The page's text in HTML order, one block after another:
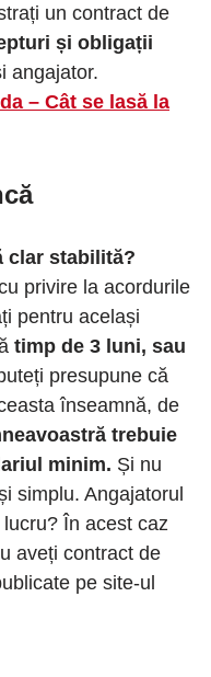
un contract de
și obligații
angajator.
– Cât se lasă la
clar stabilită?
privire la acordurile
pentru același
timp de 3 luni, sau
presupune că
înseamnă, de
trebuie
minim. Și nu
simplu. Angajatorul
În acest caz
aveți contract de
pe site-ul